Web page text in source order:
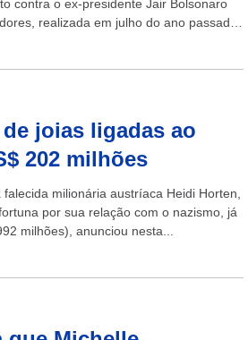
contra o ex-presidente Jair Bolsonaro
realizada em julho do ano passado,
joias ligadas ao
202 milhões
milionária austríaca Heidi Horten,
por sua relação com o nazismo, já
milhões), anunciou nesta...